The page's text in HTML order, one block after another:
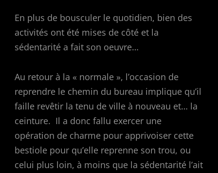
En plus de bousculer le quotidien, bien des
activités ont été mises de côté et la
sédentarité a fait son oeuvre…
Au retour à la « normale », l’occasion de
reprendre le chemin du bureau implique qu’il
faille revêtir la tenu de ville à nouveau et… la
ceinture. Il a donc fallu exercer une
opération de charme pour apprivoiser cette
bestiole pour qu’elle reprenne son trou, ou
celui plus loin, à moins que la sédentarité l’ait